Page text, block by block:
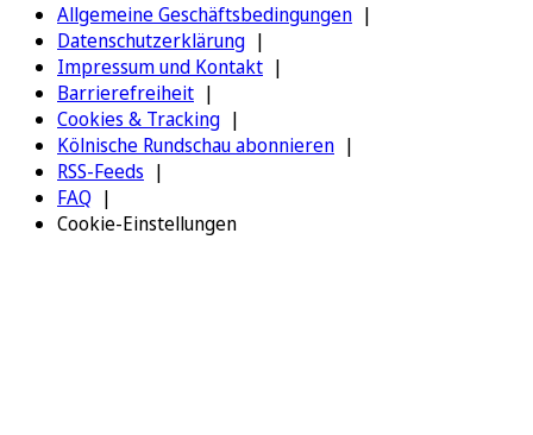
Allgemeine Geschäftsbedingungen
Datenschutzerklärung
Impressum und Kontakt
Barrierefreiheit
Cookies & Tracking
Kölnische Rundschau abonnieren
RSS-Feeds
FAQ
Cookie-Einstellungen